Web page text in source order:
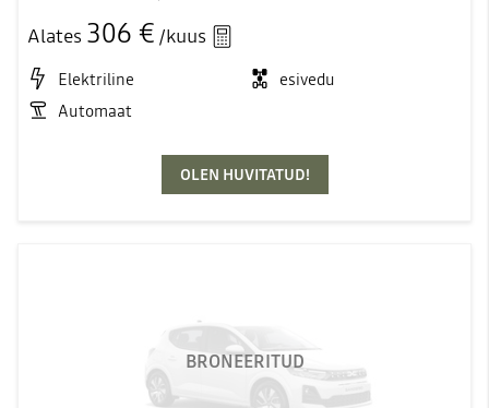
Alates 306 € /kuus
Elektriline
esivedu
Automaat
OLEN HUVITATUD!
BRONEERITUD